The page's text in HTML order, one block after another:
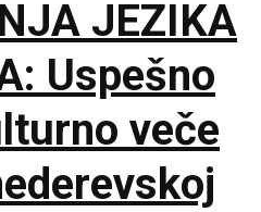
JEZIKA
Uspešno
veče